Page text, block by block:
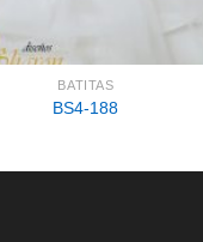
BATITAS
BS4-188